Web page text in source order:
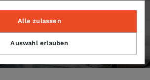
Auswahl erlauben
Alle zulassen